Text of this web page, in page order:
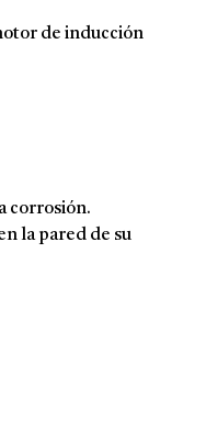
de inducción
corrosión.
la pared de su